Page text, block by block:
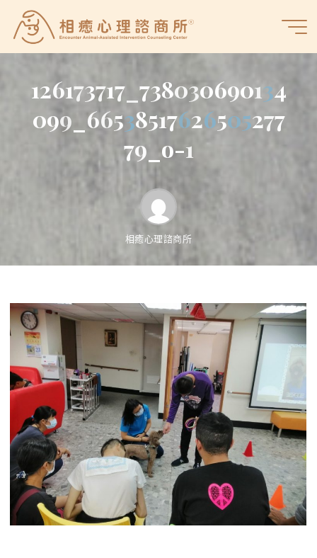
content
癒
理
商
所
126173717_ 73803069013
34
099 6653
385176
626
650
05277
79 _o-1
相癒心理諮商所